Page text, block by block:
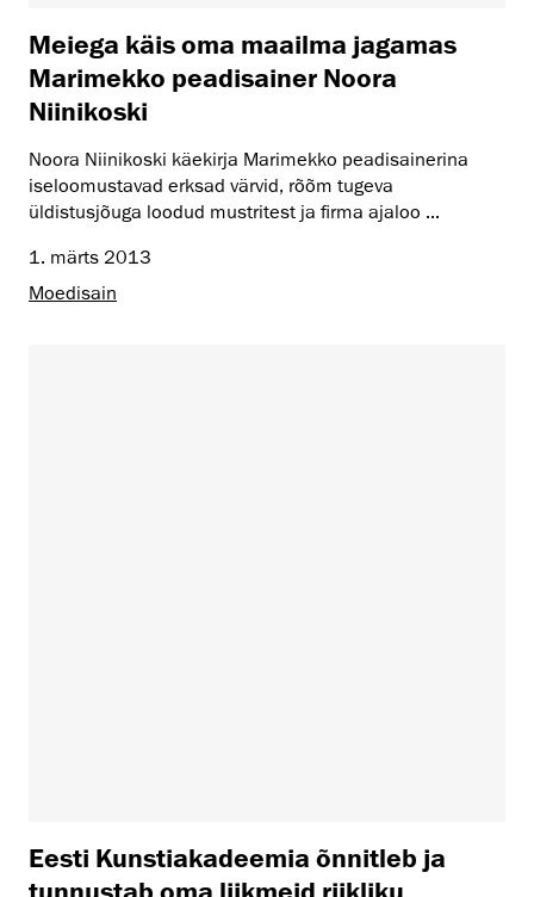
Meiega käis oma maailma jagamas
Marimekko peadisainer Noora
Niinikoski
Noora Niinikoski käekirja Marimekko peadisainerina
iseloomustavad erksad värvid, rõõm tugeva
üldistusjõuga loodud mustritest ja firma ajaloo ...
1. märts 2013
Moedisain
Eesti Kunstiakadeemia õnnitleb ja
tunnustab oma liikmeid riikliku